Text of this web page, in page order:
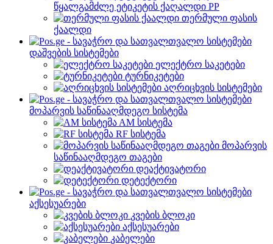
წყალგამძლე ეტიკეტის ქაღალდი PP
თერმული ფასის
ქაალდი
დაშვების სისტემები
ელექტრო საკეტები
ტურნიკეტები
აღრიცხვის სისტემები
მოპარვის საწინააღმდეგო სისტემა
AM სისტემა
RF სისტემა
მოპარვის
საწინააღმდეგო თაგები
დეაქტივატორი
დეტექტორი
აქსესუარები
კვების ბლოკი
აქსესუარები
კაბელები